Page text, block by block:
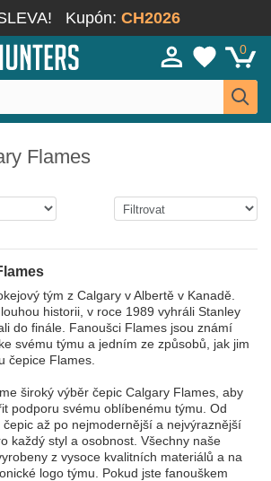
Kupón: CH2026
0
Flames
tým z Calgary v Albertě v Kanadě.
historii, v roce 1989 vyhráli Stanley
do finále. Fanoušci Flames jsou známí
svému týmu a jedním ze způsobů, jak jim
čepice Flames.
široký výběr čepic Calgary Flames, aby
podporu svému oblíbenému týmu. Od
až po nejmodernější a nejvýraznější
každý styl a osobnost. Všechny naše
z vysoce kvalitních materiálů a na
logo týmu. Pokud jste fanouškem